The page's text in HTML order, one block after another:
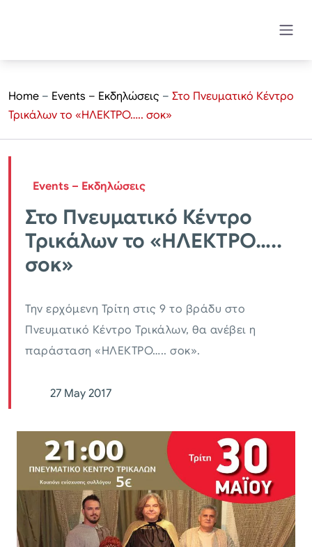
Home – Events – Εκδηλώσεις – Στο Πνευματικό Κέντρο
Τρικάλων το «ΗΛΕΚΤΡΟ….. σοκ»
Events – Εκδηλώσεις
Στο Πνευματικό Κέντρο
Τρικάλων το «ΗΛΕΚΤΡΟ…..
σοκ»
Την ερχόμενη Τρίτη στις 9 το βράδυ στο
Πνευματικό Κέντρο Τρικάλων, θα ανέβει η
παράσταση «ΗΛΕΚΤΡΟ….. σοκ».
27 May 2017